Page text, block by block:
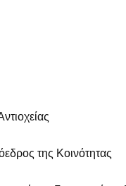
της Κοινότητας